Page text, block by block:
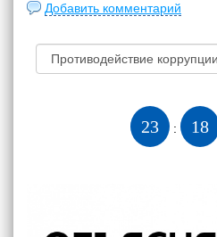
Добавить комментарий
23 : 18